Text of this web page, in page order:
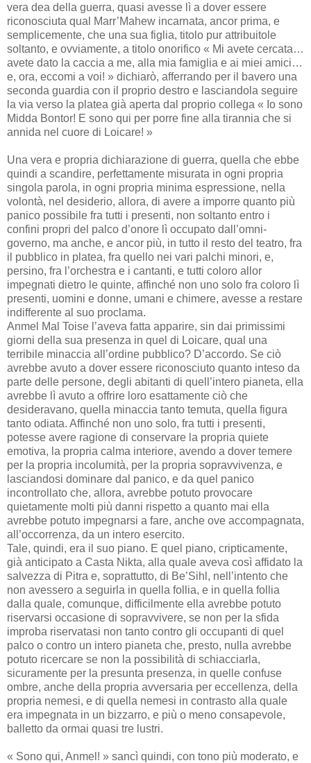
vera dea della guerra, quasi avesse lì a dover essere
riconosciuta qual Marr’Mahew incarnata, ancor prima, e
semplicemente, che una sua figlia, titolo pur attribuitole
soltanto, e ovviamente, a titolo onorifico « Mi avete cercata…
avete dato la caccia a me, alla mia famiglia e ai miei amici…
e, ora, eccomi a voi! » dichiarò, afferrando per il bavero una
seconda guardia con il proprio destro e lasciandola seguire
la via verso la platea già aperta dal proprio collega « Io sono
Midda Bontor! E sono qui per porre fine alla tirannia che si
annida nel cuore di Loicare! »
Una vera e propria dichiarazione di guerra, quella che ebbe
quindi a scandire, perfettamente misurata in ogni propria
singola parola, in ogni propria minima espressione, nella
volontà, nel desiderio, allora, di avere a imporre quanto più
panico possibile fra tutti i presenti, non soltanto entro i
confini propri del palco d’onore lì occupato dall’omni-
governo, ma anche, e ancor più, in tutto il resto del teatro, fra
il pubblico in platea, fra quello nei vari palchi minori, e,
persino, fra l’orchestra e i cantanti, e tutti coloro allor
impegnati dietro le quinte, affinché non uno solo fra coloro lì
presenti, uomini e donne, umani e chimere, avesse a restare
indifferente al suo proclama.
Anmel Mal Toise l’aveva fatta apparire, sin dai primissimi
giorni della sua presenza in quel di Loicare, qual una
terribile minaccia all’ordine pubblico? D’accordo. Se ciò
avrebbe avuto a dover essere riconosciuto quanto inteso da
parte delle persone, degli abitanti di quell’intero pianeta, ella
avrebbe lì avuto a offrire loro esattamente ciò che
desideravano, quella minaccia tanto temuta, quella figura
tanto odiata. Affinché non uno solo, fra tutti i presenti,
potesse avere ragione di conservare la propria quiete
emotiva, la propria calma interiore, avendo a dover temere
per la propria incolumità, per la propria sopravvivenza, e
lasciandosi dominare dal panico, e da quel panico
incontrollato che, allora, avrebbe potuto provocare
quietamente molti più danni rispetto a quanto mai ella
avrebbe potuto impegnarsi a fare, anche ove accompagnata,
all’occorrenza, da un intero esercito.
Tale, quindi, era il suo piano. E quel piano, cripticamente,
già anticipato a Casta Nikta, alla quale aveva così affidato la
salvezza di Pitra e, soprattutto, di Be’Sihl, nell’intento che
non avessero a seguirla in quella follia, e in quella follia
dalla quale, comunque, difficilmente ella avrebbe potuto
riservarsi occasione di sopravvivere, se non per la sfida
improba riservatasi non tanto contro gli occupanti di quel
palco o contro un intero pianeta che, presto, nulla avrebbe
potuto ricercare se non la possibilità di schiacciarla,
sicuramente per la presunta presenza, in quelle confuse
ombre, anche della propria avversaria per eccellenza, della
propria nemesi, e di quella nemesi in contrasto alla quale
era impegnata in un bizzarro, e più o meno consapevole,
balletto da ormai quasi tre lustri.
« Sono qui, Anmel! » sancì quindi, con tono più moderato, e